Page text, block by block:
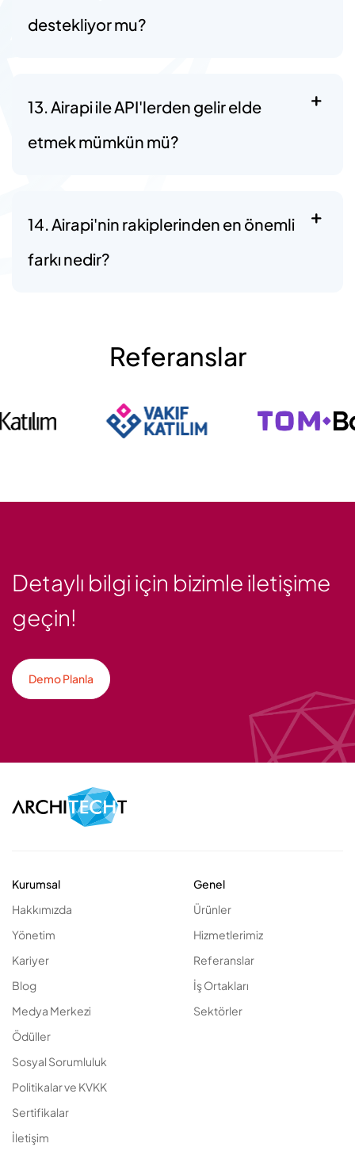
destekliyor mu?
13. Airapi ile API'lerden gelir elde
etmek mümkün mü?
14. Airapi'nin rakiplerinden en önemli
farkı nedir?
Referanslar
Detaylı bilgi için bizimle iletişime
geçin!
Demo Planla
Kurumsal
Hakkımızda
Yönetim
Kariyer
Blog
Medya Merkezi
Ödüller
Sosyal Sorumluluk
Politikalar ve KVKK
Sertifikalar
İletişim
Genel
Ürünler
Hizmetlerimiz
Referanslar
İş Ortakları
Sektörler